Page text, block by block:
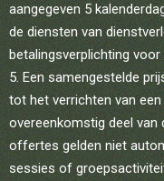
aangegeven 5
de diensten van
betalingsverplichting
Een samengestelde
tot het verrichten van
overeenkomstig deel van
offertes gelden niet
sessies of